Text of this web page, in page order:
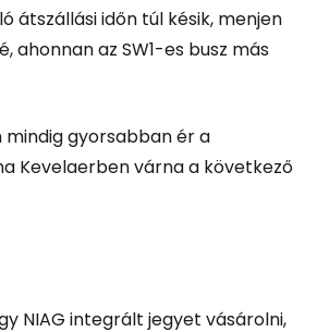
átszállási időn túl késik, menjen
ahonnan az SW1-es busz más
mindig gyorsabban ér a
Kevelaerben várna a következő
NIAG integrált jegyet vásárolni,